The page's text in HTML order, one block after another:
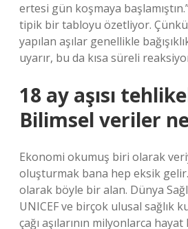
ertesi gün koşmaya
tipik bir tabloyu özetliyor.
yapılan aşılar genellikle
uyarır, bu da kısa süreli
18 ay aşısı
Bilimsel veriler
Ekonomi okumuş biri olarak
oluşturmak bana hep eksik
olarak böyle bir alan. Dünya
UNICEF ve birçok ulusal sağlık
çağı aşılarının milyonlarca hayat